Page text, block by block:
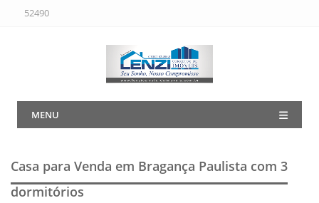
52490
MENU
Casa para Venda em Bragança Paulista com 3
dormitórios